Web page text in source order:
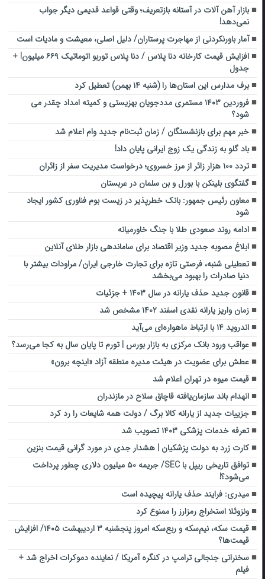
بازار آهن‌ آلات در آستانه بازتعریف؛ وقتی قواعد قدیمی دیگر جواب
نمی‌دهد!
آمار باورنکردنی از مهاجرت پرستاران/ دلیل اصلی، معیشت و مادیات است
افزایش قیمت کارخانه دنا پلاس / دنا پلاس توربو اتوماتیک ۶۶۹ میلیون! +
جدول
برف مدارس این استان‌ها را (شنبه ۱۴ بهمن) تعطیل کرد
فروردین ۱۴۰۳ مستمری مددجویان بهزیستی و کمیته امداد چقدر می
شود؟
خبر مهم برای بازنشستگان / زمان ثبت‌نام جدید وام اعلام شد
باد گلو به زندگی یک زوج ایرانی پایان داد!
تردد ۱۰۰ هزار زائر از مرز خسروی؛ درخواست مدیریت سفر از زائران
گفتگوی بلینکن با بورل و بن سلمان در عربستان
معاون رئیس جمهور: بانک خطرپذیر در زیست بوم فناوری کشور ایجاد
شود
ادامه روند صعودی طلا با جنگ خاورمیانه
ابلاغ مصوبه جدید وزیر اقتصاد برای ساماندهی بازار طلای آنلاین
تعطیلی شنبه، فرصتی تازه برای تجارت خارجی ایران/ مراودات بیشتر با
دنیا صادرات را بهبود می‌بخشد
قانون جدید حذف یارانه در سال ۱۴۰۳ + جزئیات
زمان واریز یارانه نقدی اسفند ۱۴۰۲ مشخص شد
اندروید ۱۴ با ارتباط ماهواره‌ای می‌آید
عواقب ورود بانک مرکزی به بازار بورس | تورم تا پایان سال به کجا می‌رسد؟
عطش برای عضویت در هیئت مدیره منطقه آزاد «اینچه برون»
قیمت میوه در تهران اعلام شد
انهدام باند سازمان‌یافته قاچاق سلاح در مازندران
جزییات جدید از یارانه کالا برگ / دولت همه شایعات را رد کرد
تعرفه‌ خدمات پزشکی ۱۴۰۳ تصویب شد
کارت زرد به دولت پزشکیان | هشدار جدی در مورد گرانی قیمت بنزین
توافق تاریخی ریپل با SEC/ جریمه ۵۰ میلیون دلاری چطور پرداخت
می‌شود؟!
میدری: فرایند حذف یارانه پیچیده است
ونزوئلا استخراج رمزارز را ممنوع کرد
قیمت سکه، نیم‌سکه و ربع‌سکه امروز پنجشنبه ۳ اردیبهشت ۱۴۰۵/ افزایش
قیمت‌ها؟
سخنرانی جنجالی ترامپ در کنگره آمریکا / نماینده دموکرات اخراج شد +
فیلم